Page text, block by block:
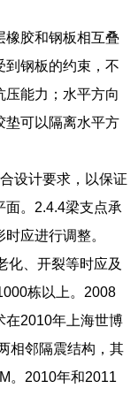
橡胶和钢板相互叠
到钢板的约束，不
压能力；水平方向
垫可以隔离水平方
设计要求，以保证
面。2.4.4梁支点承
应进行调整。
化、开裂等时应及
栋以上。2008
在2010年上海世博
相邻隔震结构，其
。2010年和2011